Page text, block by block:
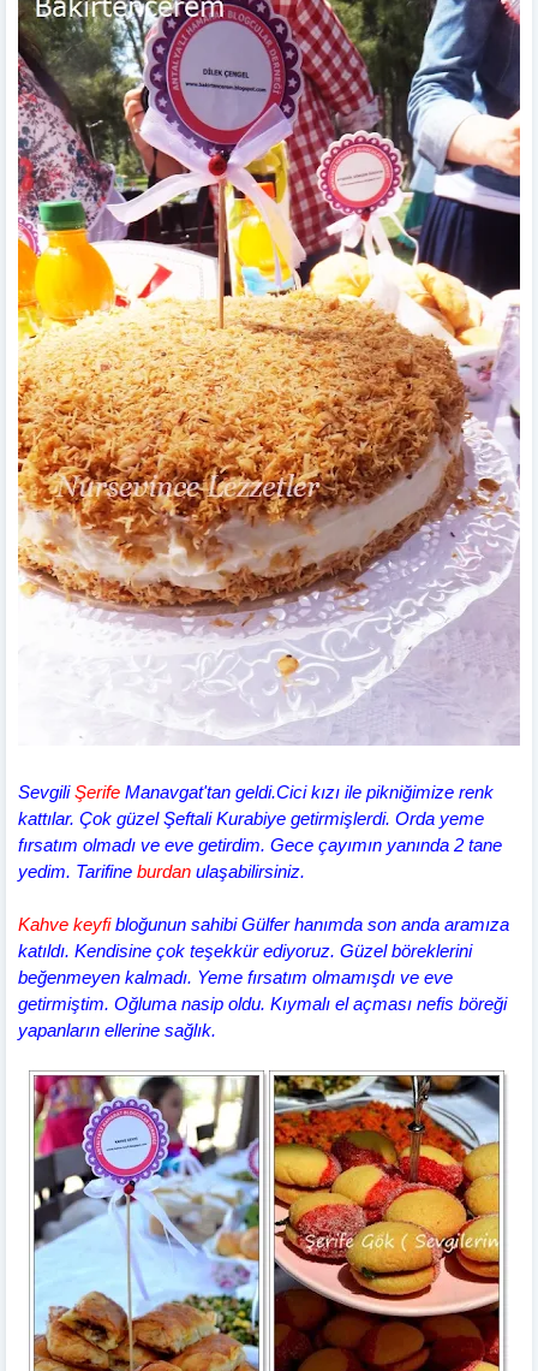
SevgiliŞerife Manavgat'tan geldi.Cici kızı ile pikniğimize renk
kattılar. Çok güzel Şeftali Kurabiye getirmişlerdi. Orda yeme
fırsatım olmadı ve eve getirdim. Gece çayımın yanında 2 tane
yedim. Tarifine burdan ulaşabilirsiniz.
Kahve keyfi bloğunun sahibi Gülfer hanımda son anda aramıza
katıldı. Kendisine çok teşekkür ediyoruz. Güzel böreklerini
beğenmeyen kalmadı. Yeme fırsatım olmamışdı ve eve
getirmiştim. Oğluma nasip oldu. Kıymalı el açması nefis böreği
yapanların ellerine sağlık.